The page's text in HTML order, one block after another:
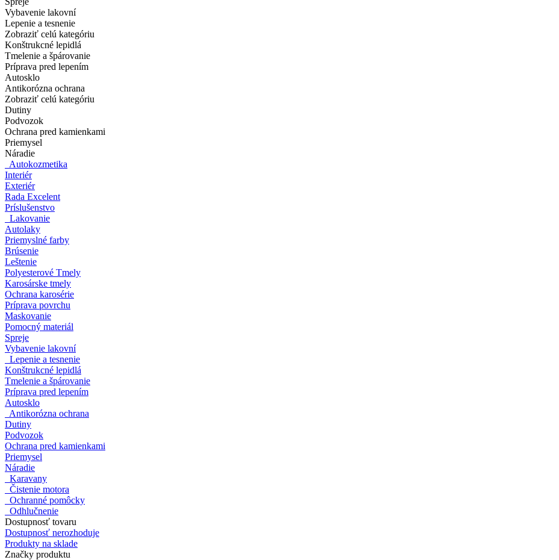
Vybavenie lakovní
Lepenie a tesnenie
Zobraziť celú kategóriu
Konštrukcné lepidlá
Tmelenie a špárovanie
Príprava pred lepením
Autosklo
Antikorózna ochrana
Zobraziť celú kategóriu
Dutiny
Podvozok
Ochrana pred kamienkami
Priemysel
Náradie
Autokozmetika
Interiér
Exteriér
Rada Excelent
Príslušenstvo
Lakovanie
Autolaky
Priemyslné farby
Brúsenie
Leštenie
Polyesterové Tmely
Karosárske tmely
Ochrana karosérie
Príprava povrchu
Maskovanie
Pomocný materiál
Spreje
Vybavenie lakovní
Lepenie a tesnenie
Konštrukcné lepidlá
Tmelenie a špárovanie
Príprava pred lepením
Autosklo
Antikorózna ochrana
Dutiny
Podvozok
Ochrana pred kamienkami
Priemysel
Náradie
Karavany
Čistenie motora
Ochranné pomôcky
Odhlučnenie
Dostupnosť tovaru
Dostupnosť nerozhoduje
Produkty na sklade
Značky produktu